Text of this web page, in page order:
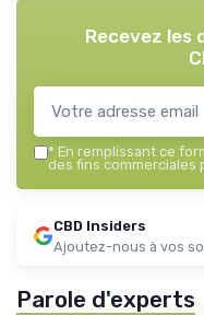
Recevez les
* En remplissant ce
des fins commerciales
CBD Insiders
Ajoutez-nous à vos
Parole d'experts